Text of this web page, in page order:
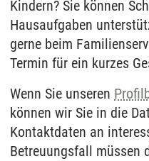
Kindern? Sie können
Hausaufgaben
gerne beim
Termin für ein kurzes
Wenn Sie unseren
können wir Sie in die
Kontaktdaten an
Betreuungsfall müssen